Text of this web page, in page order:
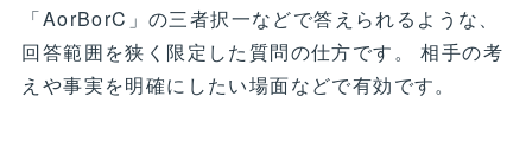
「AorBorC」の三者択一などで答えられるような、
回答範囲を狭く限定した質問の仕方です。 相手の考
えや事実を明確にしたい場面などで有効です。